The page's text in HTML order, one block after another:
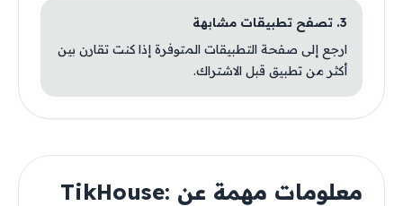
3. تصفح تطبيقات مشابهة
ارجع إلى صفحة التطبيقات المتوفرة إذا كنت تقارن بين
أكثر من تطبيق قبل الاشتراك.
معلومات مهمة عن TikHouse: